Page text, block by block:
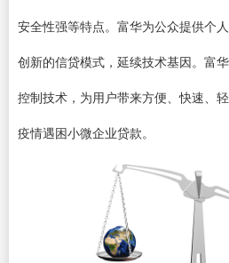
安全性强等特点。富华为公众提供个
创新的信贷模式，延续技术基因。富
控制技术，为用户带来方便、快速、
疫情遇困小微企业贷款。